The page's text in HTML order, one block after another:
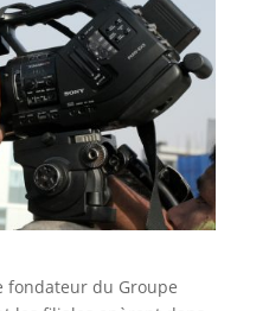
fondateur du Groupe